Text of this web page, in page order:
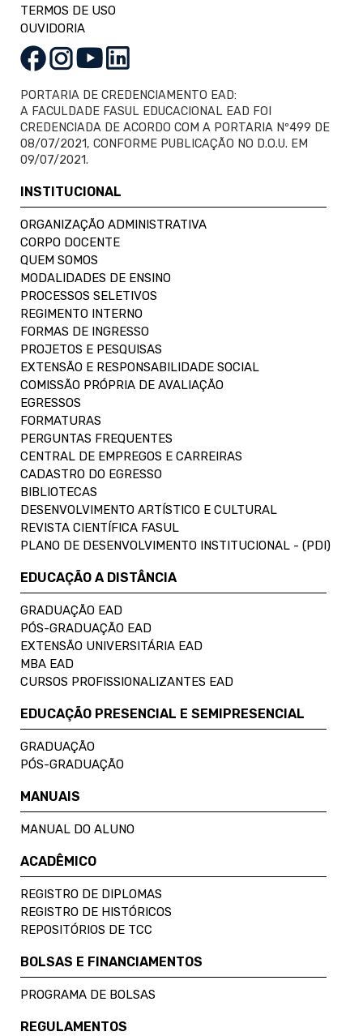
TERMOS DE USO
OUVIDORIA
PORTARIA DE CREDENCIAMENTO EAD:
A FACULDADE FASUL EDUCACIONAL EAD FOI
CREDENCIADA DE ACORDO COM A PORTARIA Nº499 DE
08/07/2021, CONFORME PUBLICAÇÃO NO D.O.U. EM
09/07/2021.
INSTITUCIONAL
ORGANIZAÇÃO ADMINISTRATIVA
CORPO DOCENTE
QUEM SOMOS
MODALIDADES DE ENSINO
PROCESSOS SELETIVOS
REGIMENTO INTERNO
FORMAS DE INGRESSO
PROJETOS E PESQUISAS
EXTENSÃO E RESPONSABILIDADE SOCIAL
COMISSÃO PRÓPRIA DE AVALIAÇÃO
EGRESSOS
FORMATURAS
PERGUNTAS FREQUENTES
CENTRAL DE EMPREGOS E CARREIRAS
CADASTRO DO EGRESSO
BIBLIOTECAS
DESENVOLVIMENTO ARTÍSTICO E CULTURAL
REVISTA CIENTÍFICA FASUL
PLANO DE DESENVOLVIMENTO INSTITUCIONAL - (PDI)
EDUCAÇÃO A DISTÂNCIA
GRADUAÇÃO EAD
PÓS-GRADUAÇÃO EAD
EXTENSÃO UNIVERSITÁRIA EAD
MBA EAD
CURSOS PROFISSIONALIZANTES EAD
EDUCAÇÃO PRESENCIAL E SEMIPRESENCIAL
GRADUAÇÃO
PÓS-GRADUAÇÃO
MANUAIS
MANUAL DO ALUNO
ACADÊMICO
REGISTRO DE DIPLOMAS
REGISTRO DE HISTÓRICOS
REPOSITÓRIOS DE TCC
BOLSAS E FINANCIAMENTOS
PROGRAMA DE BOLSAS
REGULAMENTOS